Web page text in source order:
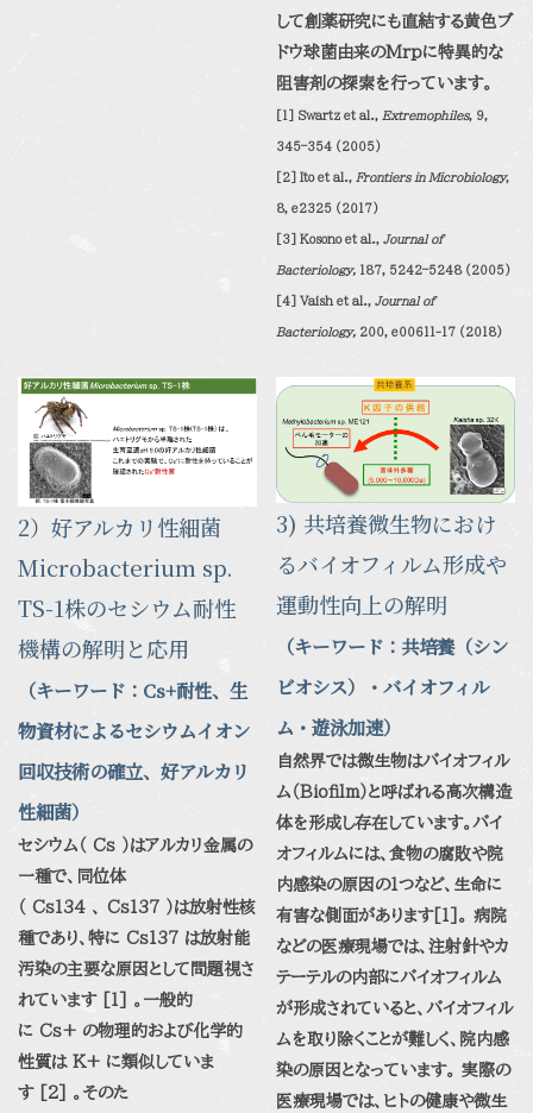
して創薬研究にも直結する黄色ブ
ドウ球菌由来のMrpに特異的な
阻害剤の探索を行っています。
[1] Swartz et al., Extremophiles, 9,
345–354 (2005)
[2] Ito et al., Frontiers in Microbiology,
8, e2325 (2017)
[3] Kosono et al., Journal of
Bacteriology, 187, 5242–5248 (2005)
[4] Vaish et al., Journal of
Bacteriology, 200, e00611-17 (2018)
2）好アルカリ性細菌
Microbacterium sp.
TS-1株のセシウム耐性
機構の解明と応用
（キーワード： Cs+耐性、生
物資材によるセシウムイオン
回収技術の確立、好アルカリ
性細菌）
セシウム（ Cs ）はアルカリ金属の
一種で、同位体
（ Cs134 、 Cs137 ）は放射性核
種であり、特に Cs137 は放射能
汚染の主要な原因として問題視さ
れています [1] 。一般的
に Cs+ の物理的および化学的
性質は K+ に類似していま
す [2] 。そのた
3) 共培養微生物におけ
るバイオフィルム形成や
運動性向上の解明
（キーワード： 共培養（シン
ビオシス）・バイオフィル
ム・遊泳加速）
自然界では微生物はバイオフィル
ム（ Biofilm）と呼ばれる高次構造
体を形成し存在しています。バイ
オフィルムには、食物の腐敗や院
内感染の原因の1つなど、生命に
有害な側面があります[1] 。 病院
などの医療現場では、注射針やカ
テーテルの内部にバイオフィルム
が形成されていると、バイオフィル
ムを取り除くことが難しく、院内感
染の原因となっています。 実際の
医療現場では、ヒトの健康や微生